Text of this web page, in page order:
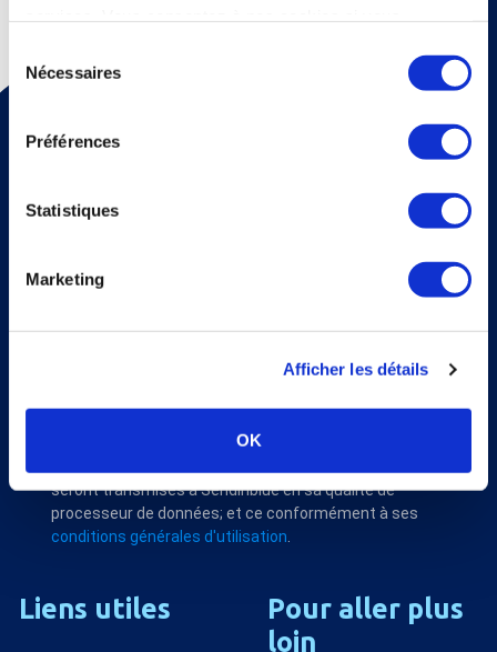
Nécessaires
Préférences
Statistiques
Marketing
Afficher les détails
OK
la médecine thermale et nos dossiers scientiﬁques,
abonnez vous à notre newsletter !
S'abonner
Veuillez renseigner votre adresse email pour vous inscrire. Ex. :
J'accepte de recevoir vos e-mails et confirme
avoir pris connaissance de votre politique de
marketing. En soumettant ce formulaire, vous
seront transmises à Sendinblue en sa qualité de
processeur de données; et ce conformément à ses
conditions générales d'utilisation.
Liens utiles Pour aller plus
loin